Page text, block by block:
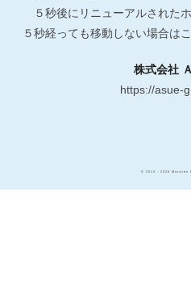
５秒後にリニューアルされた
５秒経っても移動しない場合は
株式会社
https://asue-
© 2013 - 2026 Maruzen